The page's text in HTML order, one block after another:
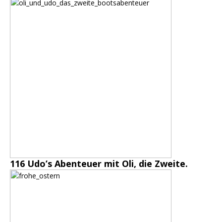
116 Udo’s Abenteuer mit Oli, die Zweite.